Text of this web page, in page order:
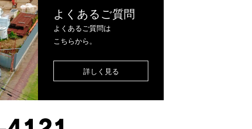
よくあるご質問
よくあるご質問は
こちらから。
詳しく見る